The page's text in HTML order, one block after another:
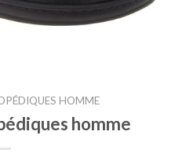
HOMME
homme